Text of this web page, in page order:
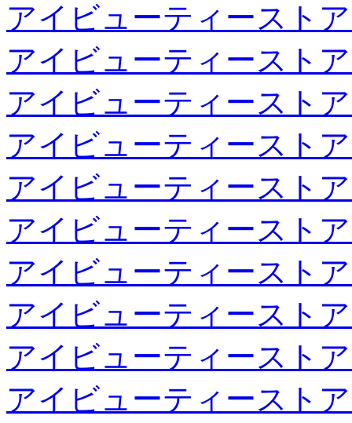
アイビューティースト
アイビューティースト
アイビューティースト
アイビューティースト
アイビューティースト
アイビューティースト
アイビューティースト
アイビューティースト
アイビューティースト
アイビューティースト